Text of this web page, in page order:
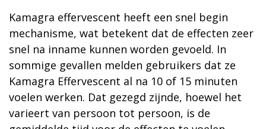
Kamagra effervescent heeft een snel begin
mechanisme, wat betekent dat de effecten zeer
snel na inname kunnen worden gevoeld. In
sommige gevallen melden gebruikers dat ze
Kamagra Effervescent al na 10 of 15 minuten
voelen werken. Dat gezegd zijnde, hoewel het
varieert van persoon tot persoon, is de